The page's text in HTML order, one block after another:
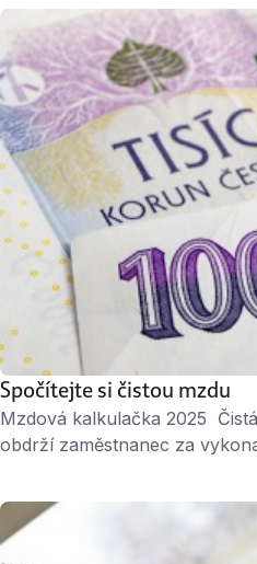
Kalkulačku poskytuje web
Spočítejte si čistou mzdu
Mzdová kalkulačka 2025
obdrží zaměstnanec za
určena v pracovní smlouvě
zatímco u čisté mzdy jde o
dostanete na účet. Chcete